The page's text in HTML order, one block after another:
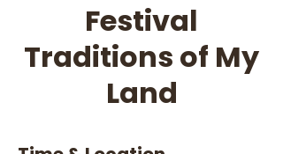
Festival
Traditions of My
Land